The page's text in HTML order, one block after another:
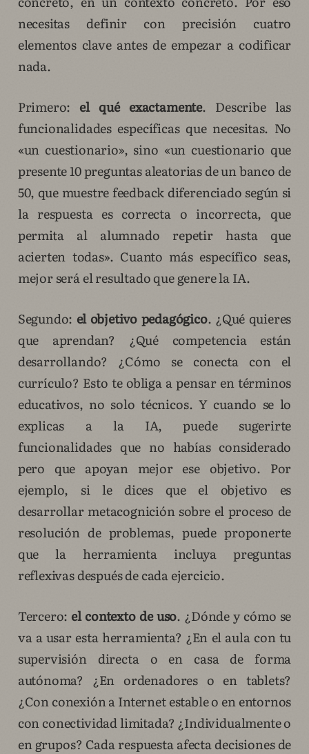
necesitas definir con precisión cuatro
elementos clave antes de empezar a codificar
nada.
Primero: el qué exactamente. Describe las
funcionalidades específicas que necesitas. No
«un cuestionario», sino «un cuestionario que
presente 10 preguntas aleatorias de un banco de
50, que muestre feedback diferenciado según si
la respuesta es correcta o incorrecta, que
permita al alumnado repetir hasta que
acierten todas». Cuanto más específico seas,
mejor será el resultado que genere la IA.
Segundo: el objetivo pedagógico. ¿Qué quieres
que aprendan? ¿Qué competencia están
desarrollando? ¿Cómo se conecta con el
currículo? Esto te obliga a pensar en términos
educativos, no solo técnicos. Y cuando se lo
explicas a la IA, puede sugerirte
funcionalidades que no habías considerado
pero que apoyan mejor ese objetivo. Por
ejemplo, si le dices que el objetivo es
desarrollar metacognición sobre el proceso de
resolución de problemas, puede proponerte
que la herramienta incluya preguntas
reflexivas después de cada ejercicio.
Tercero: el contexto de uso. ¿Dónde y cómo se
va a usar esta herramienta? ¿En el aula con tu
supervisión directa o en casa de forma
autónoma? ¿En ordenadores o en tablets?
¿Con conexión a Internet estable o en entornos
con conectividad limitada? ¿Individualmente o
en grupos? Cada respuesta afecta decisiones de